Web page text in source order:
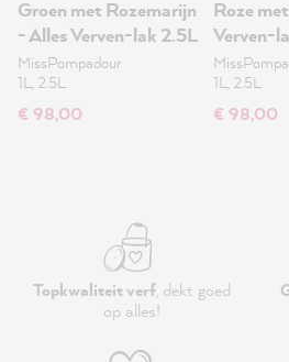
Groen met Rozemarijn
- Alles Verven-lak 2.5L
MissPompadour
1L, 2.5L
€ 98,00
Roze
Verven-
1L, 2.5L
€ 98,00
Topkwaliteit verf, dekt goed
op alles!